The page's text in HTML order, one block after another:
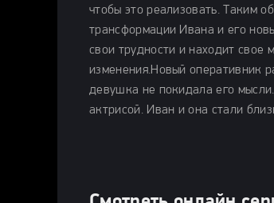
чтобы это реализовать. Таким
трансформации Ивана и его
свои трудности и находит свое
изменения.Новый оперативник
девушка не покидала его
актрисой. Иван и она стали